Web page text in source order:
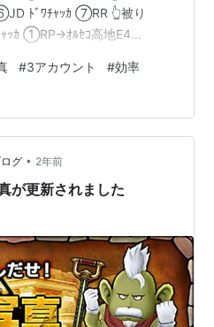
ﾄﾞﾜﾁｬｯｶ ⑦RR 👆被り
ｯｶ ①RP→ｵﾙｾｺ高地E4
ザグナビ遺構A6 ｳﾞｧｰｽ大
同上👆 ⑧SP→ﾌﾟｸﾚｯﾄ地方E5
写真被りがメイン…
#3アカウント #効率
グ • 2年前
が更新されました